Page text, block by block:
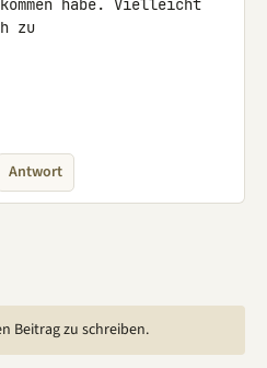
habe. Vielleicht
zu
Antwort
Beitrag zu schreiben.